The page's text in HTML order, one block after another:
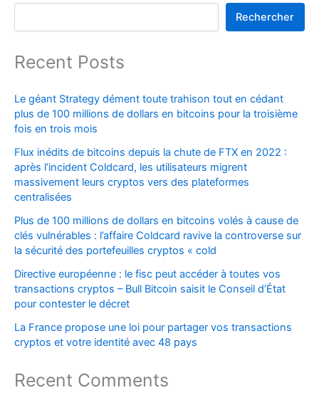
Rechercher
Recent Posts
Le géant Strategy dément toute trahison tout en cédant
plus de 100 millions de dollars en bitcoins pour la troisième
fois en trois mois
Flux inédits de bitcoins depuis la chute de FTX en 2022 :
après l’incident Coldcard, les utilisateurs migrent
massivement leurs cryptos vers des plateformes
centralisées
Plus de 100 millions de dollars en bitcoins volés à cause de
clés vulnérables : l’affaire Coldcard ravive la controverse sur
la sécurité des portefeuilles cryptos « cold
Directive européenne : le fisc peut accéder à toutes vos
transactions cryptos – Bull Bitcoin saisit le Conseil d’État
pour contester le décret
La France propose une loi pour partager vos transactions
cryptos et votre identité avec 48 pays
Recent Comments